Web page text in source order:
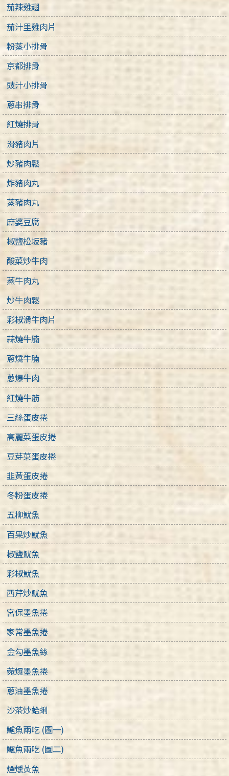
茄辣雞翅
茄汁里雞肉片
粉蒸小排骨
京都排骨
豉汁小排骨
蔥串排骨
紅燒排骨
滑豬肉片
炒豬肉鬆
炸豬肉丸
蒸豬肉丸
麻婆豆腐
椒鹽松坂豬
酸菜炒牛肉
蒸牛肉丸
炒牛肉鬆
彩椒滑牛肉片
蒜燒牛腩
蔥燒牛腩
蔥爆牛肉
紅燒牛筋
三絲蛋皮捲
高麗菜蛋皮捲
豆芽菜蛋皮捲
韭黃蛋皮捲
冬粉蛋皮捲
五柳魷魚
百果炒魷魚
椒鹽魷魚
彩椒魷魚
西芹炒魷魚
宮保墨魚捲
家常墨魚捲
金勾墨魚絲
菀爆墨魚捲
蔥油墨魚捲
沙茶炒蛤蜊
鱸魚兩吃 (圖一)
鱸魚兩吃 (圖二)
煙燻黃魚